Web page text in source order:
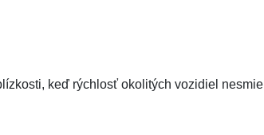
keď rýchlosť okolitých vozidiel nesmie